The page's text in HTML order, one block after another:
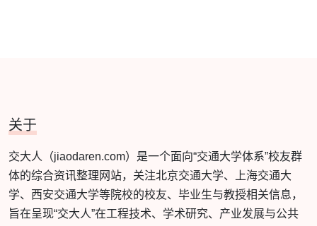
关于
交大人（jiaodaren.com）是一个面向“交通大学体系”校友群
体的综合资讯整理网站，关注北京交通大学、上海交通大
学、西安交通大学等院校的校友、毕业生与教授相关信息，
旨在呈现“交大人”在工程技术、学术研究、产业发展与公共